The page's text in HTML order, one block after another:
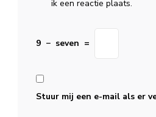
ik een reactie plaats.
9 − seven =
Stuur mij een e-mail als er